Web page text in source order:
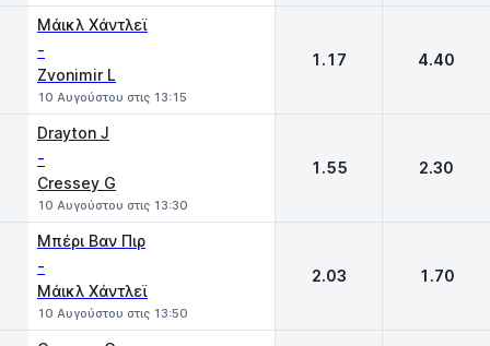
Μάικλ Χάντλεϊ
-
Zvonimir L
10 Αυγούστου στις 13:15
1.17 4.40
Drayton J
-
Cressey G
10 Αυγούστου στις 13:30
1.55 2.30
Μπέρι Βαν Πιρ
-
Μάικλ Χάντλεϊ
10 Αυγούστου στις 13:50
2.03 1.70